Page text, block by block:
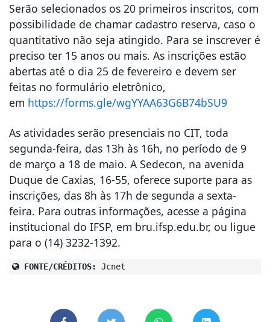
Serão selecionados os 20 primeiros inscritos, com
possibilidade de chamar cadastro reserva, caso o
quantitativo não seja atingido. Para se inscrever é
preciso ter 15 anos ou mais. As inscrições estão
abertas até o dia 25 de fevereiro e devem ser
feitas no formulário eletrônico,
em https://forms.gle/wgYYAA63G6B74bSU9
As atividades serão presenciais no CIT, toda
segunda-feira, das 13h às 16h, no período de 9
de março a 18 de maio. A Sedecon, na avenida
Duque de Caxias, 16-55, oferece suporte para as
inscrições, das 8h às 17h de segunda a sexta-
feira. Para outras informações, acesse a página
institucional do IFSP, em bru.ifsp.edu.br, ou ligue
para o (14) 3232-1392.
FONTE/CRÉDITOS: Jcnet